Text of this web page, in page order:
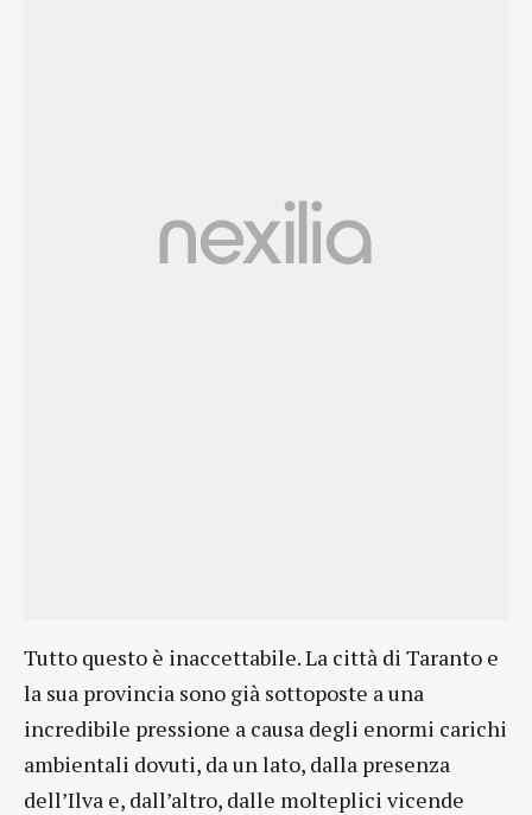
Tutto questo è inaccettabile. La città di Taranto e
la sua provincia sono già sottoposte a una
incredibile pressione a causa degli enormi carichi
ambientali dovuti, da un lato, dalla presenza
dell’Ilva e, dall’altro, dalle molteplici vicende